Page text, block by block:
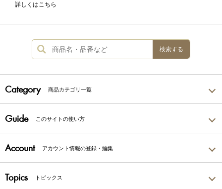
詳しくはこちら
検索する
Category 商品カテゴリ一覧
Guide このサイトの使い方
Account アカウント情報の登録・編集
Topics トピックス